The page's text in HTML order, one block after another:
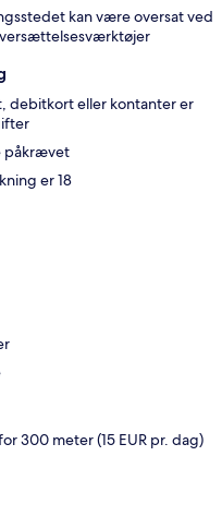
kan være oversat ved
debitkort eller kontanter er
påkrævet
er 18
300 meter (15 EUR pr. dag)